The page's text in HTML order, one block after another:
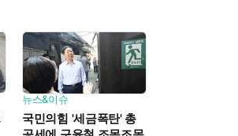
뉴스&이슈
국민의힘 '세금폭탄' 총